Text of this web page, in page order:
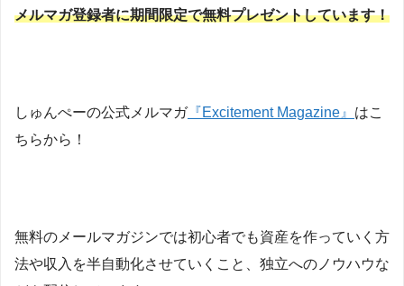
メルマガ登録者に期間限定で無料プレゼントしています！
しゅんぺーの公式メルマガ『Excitement Magazine』 はこ
ちらから！
無料のメールマガジンでは初心者でも資産を作っていく方
法や収入を半自動化させていくこと、独立へのノウハウな